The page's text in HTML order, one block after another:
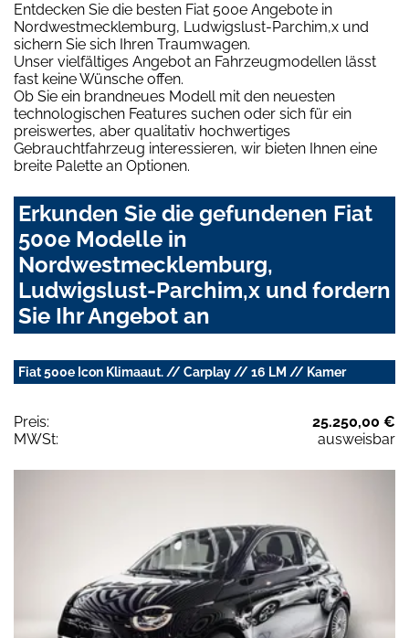
Entdecken Sie die besten Fiat 500e Angebote in
Nordwestmecklemburg, Ludwigslust-Parchim,x und
sichern Sie sich Ihren Traumwagen.
Unser vielfältiges Angebot an Fahrzeugmodellen lässt
fast keine Wünsche offen.
Ob Sie ein brandneues Modell mit den neuesten
technologischen Features suchen oder sich für ein
preiswertes, aber qualitativ hochwertiges
Gebrauchtfahrzeug interessieren, wir bieten Ihnen eine
breite Palette an Optionen.
Erkunden Sie die gefundenen Fiat
500e Modelle in
Nordwestmecklemburg,
Ludwigslust-Parchim,x und fordern
Sie Ihr Angebot an
Fiat 500e Icon Klimaaut. // Carplay // 16 LM // Kamer
Preis:
25.250,00 €
MWSt:
ausweisbar